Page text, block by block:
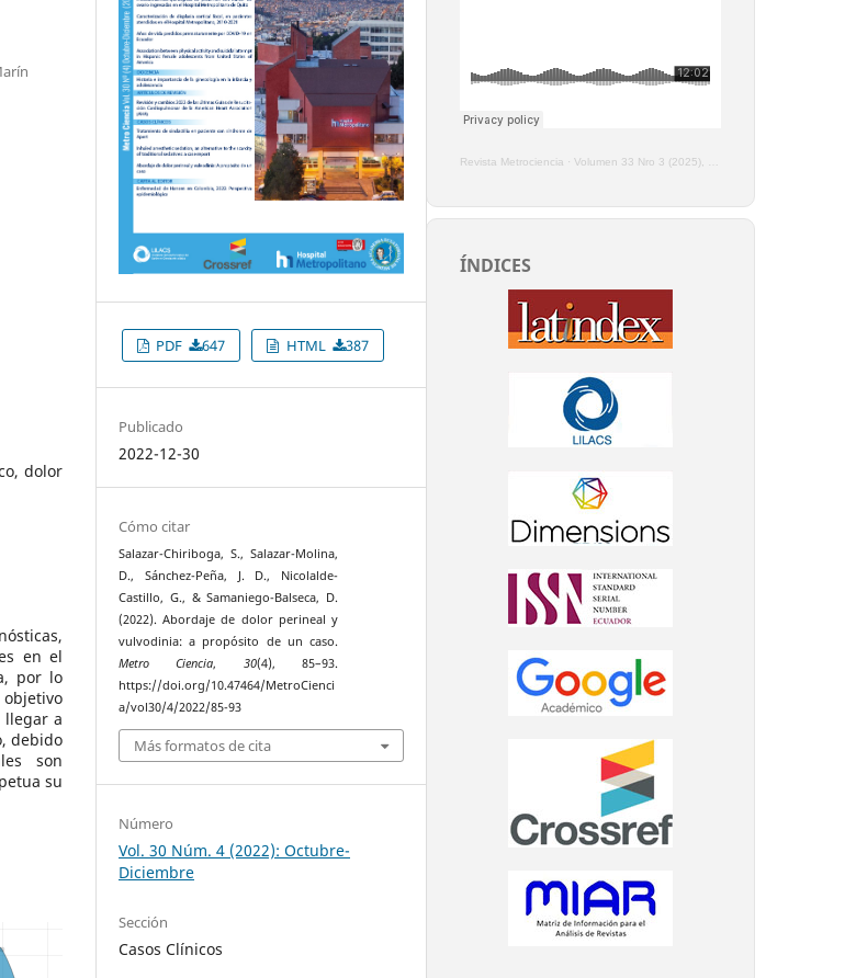
dolor
en el
por lo
llegar a
debido
son
su
PDF 647 HTML 387
Publicado
2022-12-30
Cómo citar
Salazar-Chiriboga, S., Salazar-Molina,
D., Sánchez-Peña, J. D., Nicolalde-
Castillo, G., & Samaniego-Balseca, D.
(2022). Abordaje de dolor perineal y
vulvodinia: a propósito de un caso.
Metro Ciencia, 30(4), 85–93.
https://doi.org/10.47464/MetroCienci
a/vol30/4/2022/85-93
Más formatos de cita
Número
Vol. 30 Núm. 4 (2022): Octubre-
Diciembre
Sección
Casos Clínicos
Revista Metrociencia · Volumen 33 Nro 3 (2025), Enero - Marzo
ÍNDICES